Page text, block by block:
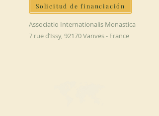
Solicitud de financiación
Associatio Internationalis Monastica
7 rue d’Issy, 92170 Vanves - France